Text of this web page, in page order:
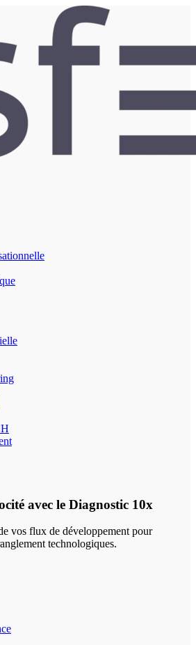
avec le Diagnostic 10x
vos flux de développement pour
technologiques.